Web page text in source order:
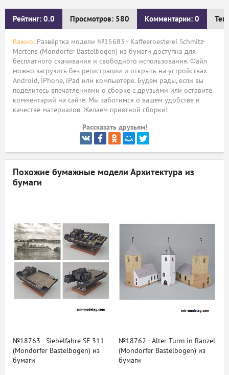
Рейтинг: 0.0 Просмотров: 580 Комментарии: 0
Важно: Развёртка модели №15683 - Kaffeeroesterei Schmitz-
Mertens (Mondorfer Bastelbogen) из бумаги доступна для
бесплатного скачивания и свободного использования. Файл
можно загрузить без регистрации и открыть на устройствах
Android, iPhone, iPad или компьютере. Будем рады, если вы
поделитесь впечатлениями о сборке с друзьями или оставите
комментарий на сайте. Мы заботимся о вашем удобстве и
качестве материалов. Желаем приятной сборки!
Рассказать друзьям!
Похожие бумажные модели Архитектура из
бумаги
№18763 - Siebelfahre SF 311
(Mondorfer Bastelbogen) из
бумаги
№18762 - Alter Turm in Ranzel
(Mondorfer Bastelbogen) из
бумаги